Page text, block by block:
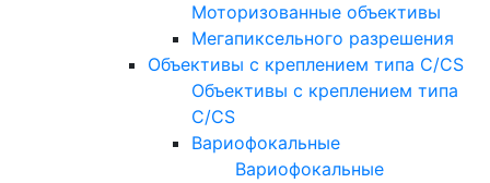
Моторизованные объективы
Мегапиксельного разрешения
Объективы с креплением типа C/CS
Объективы с креплением типа
C/CS
Вариофокальные
Вариофокальные